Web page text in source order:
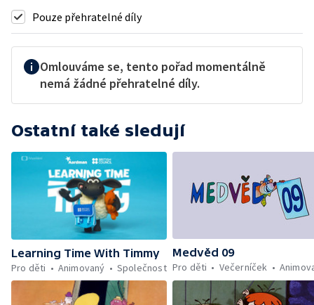
Pouze přehratelné díly
Omlouváme se, tento pořad momentálně
nemá žádné přehratelné díly.
Ostatní také sledují
Learning Time With Timmy
Pro děti
Animovaný Společnost
Medvěd 09
Pro děti
Večerníček